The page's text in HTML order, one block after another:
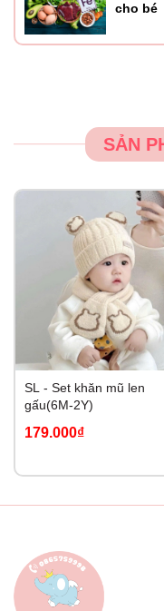
cho bé
SẢN
SL - Set khăn mũ len
gấu(6M-2Y)
179.000₫